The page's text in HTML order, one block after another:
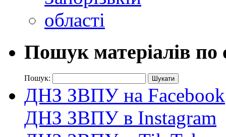
Пошук матеріалів по
Пошук:
ДНЗ ЗВПУ на Facebook
ДНЗ ЗВПУ в Instagram